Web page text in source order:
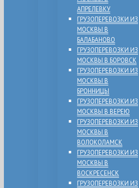
АПРЕЛЕВКУ
ГРУЗОПЕРЕВОЗКИ ИЗ
МОСКВЫ В
БАЛАБАНОВО
ГРУЗОПЕРЕВОЗКИ ИЗ
МОСКВЫ В БОРОВСК
ГРУЗОПЕРЕВОЗКИ ИЗ
МОСКВЫ В
БРОННИЦЫ
ГРУЗОПЕРЕВОЗКИ ИЗ
МОСКВЫ В ВЕРЕЮ
ГРУЗОПЕРЕВОЗКИ ИЗ
МОСКВЫ В
ВОЛОКОЛАМСК
ГРУЗОПЕРЕВОЗКИ ИЗ
МОСКВЫ В
ВОСКРЕСЕНСК
ГРУЗОПЕРЕВОЗКИ ИЗ